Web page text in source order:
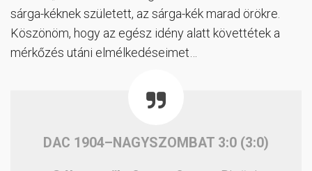
sárga-kéknek született, az sárga-kék marad örökre.
Köszönöm, hogy az egész idény alatt követtétek a
mérkőzés utáni elmélkedéseimet…
DAC 1904–NAGYSZOMBAT 3:0 (3:0)